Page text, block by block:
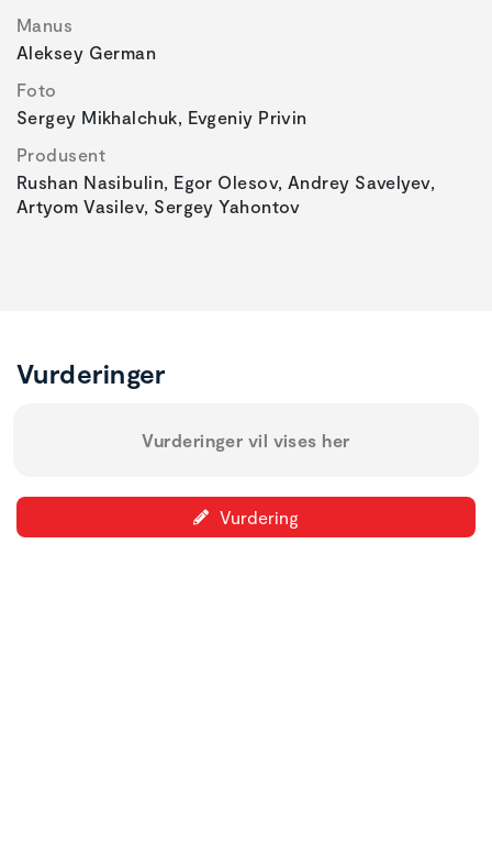
Manus
Aleksey German
Foto
Sergey Mikhalchuk, Evgeniy Privin
Produsent
Rushan Nasibulin, Egor Olesov, Andrey Savelyev,
Artyom Vasilev, Sergey Yahontov
Vurderinger
Vurderinger vil vises her
Vurdering